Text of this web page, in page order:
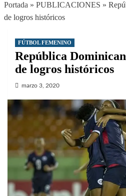
Portada » PUBLICACIONES »
de logros históricos
FÚTBOL FEMENINO
República
de logros históricos
marzo 3, 2020